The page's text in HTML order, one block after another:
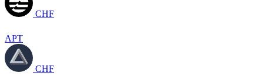
CHF
APT
CHF